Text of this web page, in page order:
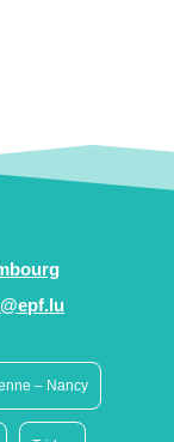
– Nancy